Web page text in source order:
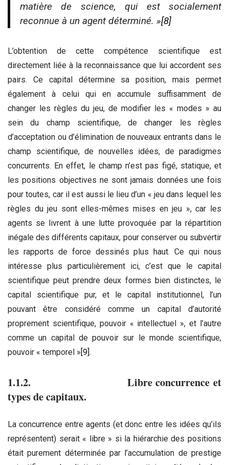
matière de science, qui est socialement
reconnue à un agent déterminé. »[8]
L’obtention de cette compétence scientifique est
directement liée à la reconnaissance que lui accordent ses
pairs. Ce capital détermine sa position, mais permet
également à celui qui en accumule suffisamment de
changer les règles du jeu, de modifier les « modes » au
sein du champ scientifique, de changer les règles
d’acceptation ou d’élimination de nouveaux entrants dans le
champ scientifique, de nouvelles idées, de paradigmes
concurrents. En effet, le champ n’est pas figé, statique, et
les positions objectives ne sont jamais données une fois
pour toutes, car il est aussi le lieu d’un « jeu dans lequel les
règles du jeu sont elles-mêmes mises en jeu », car les
agents se livrent à une lutte provoquée par la répartition
inégale des différents capitaux, pour conserver ou subvertir
les rapports de force dessinés plus haut. Ce qui nous
intéresse plus particulièrement ici, c’est que le capital
scientifique peut prendre deux formes bien distinctes, le
capital scientifique pur, et le capital institutionnel, l’un
pouvant être considéré comme un capital d’autorité
proprement scientifique, pouvoir « intellectuel », et l’autre
comme un capital de pouvoir sur le monde scientifique,
pouvoir « temporel »[9].
1.1.2. Libre concurrence et
types de capitaux.
La concurrence entre agents (et donc entre les idées qu’ils
représentent) serait « libre » si la hiérarchie des positions
était purement déterminée par l’accumulation de prestige